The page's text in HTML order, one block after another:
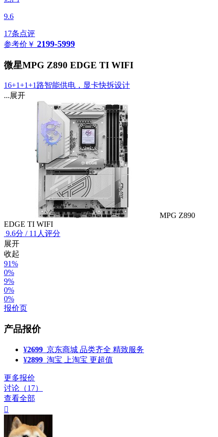
9.6
17条点评
参考价 ￥ 2199-5999
微星MPG Z890 EDGE TI WIFI
16+1+1+1路智能供电，显卡快拆设计
...展开
MPG Z890
EDGE TI WIFI
9.6分 / 11人评分
展开
收起
91%
0%
9%
0%
0%
报价页
产品报价
¥2699 京东商城 品类齐全 精致服务
¥2899 淘宝 上淘宝 更超值
更多报价
讨论（17）
查看全部
